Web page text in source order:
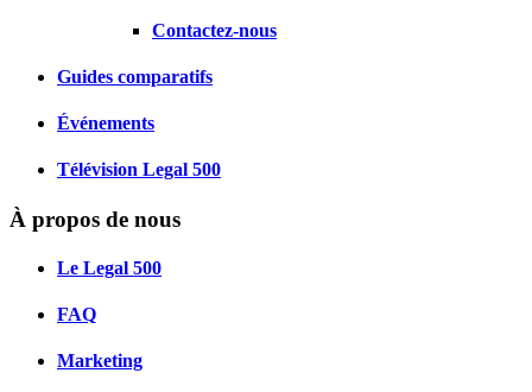
Contactez-nous
Guides comparatifs
Événements
Télévision Legal 500
À propos de nous
Le Legal 500
FAQ
Marketing